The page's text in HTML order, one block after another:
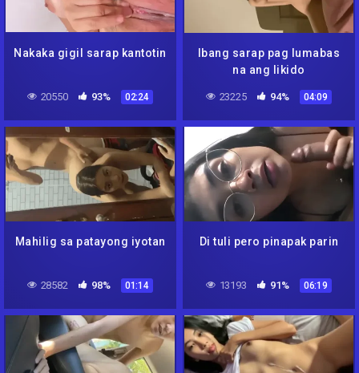
Nakaka gigil sarap kantotin
20550 93% 02:24
Ibang sarap pag lumabas
na ang likido
23225 94% 04:09
Mahilig sa patayong iyotan
28582 98% 01:14
Di tuli pero pinapak parin
13193 91% 06:19